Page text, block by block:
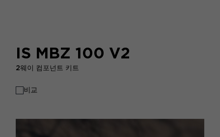
IS MBZ 100 V2
2웨이 컴포넌트 키트
비교